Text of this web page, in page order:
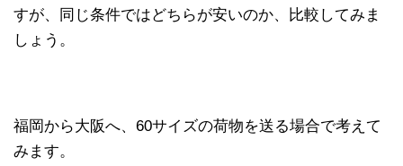
すが、同じ条件ではどちらが安いのか、比較してみま
しょう。
福岡から大阪へ、60サイズの荷物を送る場合で考えて
みます。